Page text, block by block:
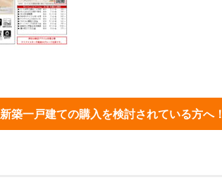
新築一戸建ての購入を検討されている方へ！